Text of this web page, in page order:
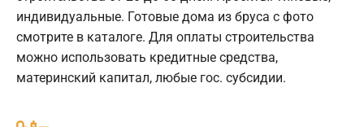
индивидуальные. Готовые дома из бруса с фото
смотрите в каталоге. Для оплаты строительства
можно использовать кредитные средства,
материнский капитал, любые гос. субсидии.